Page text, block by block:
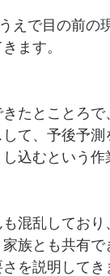
えで目の前
ます。
たとことろ
て、予後予
込むという
混乱してお
族とも共有
を説明して